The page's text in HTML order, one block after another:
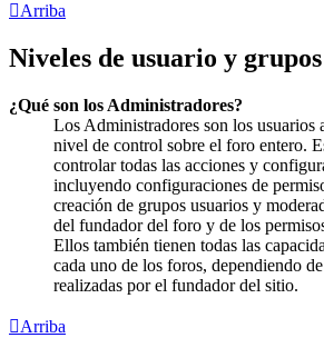
Arriba
Niveles de usuario y grupos
¿Qué son los Administradores?
Los Administradores son los usuarios
nivel de control sobre el foro entero.
controlar todas las acciones y
incluyendo configuraciones de
creación de grupos usuarios y
del fundador del foro y de los
Ellos también tienen todas las
cada uno de los foros, dependiendo
realizadas por el fundador del sitio.
Arriba